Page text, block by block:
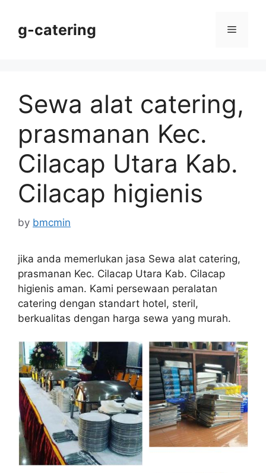
contentg-catering Menu
Sewa alat catering,
prasmanan Kec.
Cilacap Utara Kab.
Cilacap higienis
by bmcmin
jika anda memerlukan jasa Sewa alat catering,
prasmanan Kec. Cilacap Utara Kab. Cilacap
higienis aman. Kami persewaan peralatan
catering dengan standart hotel, steril,
berkualitas dengan harga sewa yang murah.